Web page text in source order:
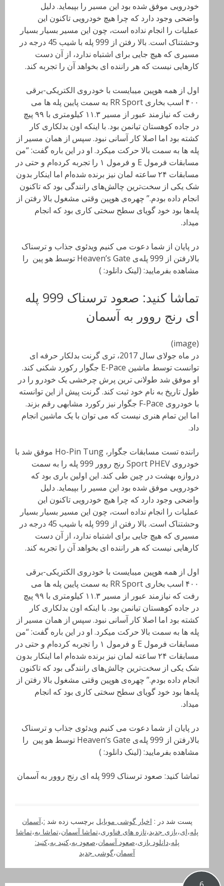
خودرویی موفق شده بود این مسیر را بپیماید. دلیل
واضحی وجود دارد که چرا هیچ خودرویی تاکنون این
عملیات را انجام نداده است، چون این مسیر بسیار بسیار
وحشتناک است. بالا رفتن از 999 پله با شیب 45 درجه در
مسیری که هیچ جایی برای اشتباه ندارد، از آن دست
کارهایی نیست که هر راننده ای بخواهد آن را تجربه کند.
اول از همه هوپین میبایست با خودروی الکتریکی-برقی
۴۰۰ اسب بخاری RR Sport
به سمت پایین پله ها می
رفت که نیازمند عبور از مسیر ۱۱.۳ کیلومتری با ۹۹ پیچ
در جاده‌ کوهستان تیانمن بود. با اینکه اون بدلکاری کار
کشته بود اما اصلا کار آسانی نبود. سپس از همان مسیر از
پله ها به سمت بالا حرکت میکرد. او در این باره گفت: “من
مسابقات فرمول E
و فرمول ۱ را تجربه کرده‌ام و حتی در
مسابقات ۲۴ ساعته لمان نیز برنده شده‌ام اما اینکار بدون
شک یکی از سخت‌ترین چالش‌های رانندگی بود که تاکنون
انجام داده بودم.” چهره‌ی هوپین وقتی مشغول بالا رفتن از
پله‌ها بود خود گویای سطح سختی کاری بود که انجام
میداد.
در پایان از شما دعوت می کنیم ویدئوی جذاب و ترسناک
بالارفتن از 999 پله‌ی Heaven’s Gate توسط هو پین را
مشاهده بفرمایید: (لینک دانلود: )
تماشا کنید: صعود ترسناک 999 پله
ای رنج روور به آسمان
(image)
در ماه جولای سال 2017، تری گرنت بدلکار حرفه ای
توانست توسط ماشین E-Pace جگوار رکورد شکنی کند.
او موفق شد طولانی ترین پرش چرخشی یک خودرو را در
طول تاریخ به نام خود ثبت کند. گرنت پیش از این توانسته
با خودروی F-Pace جگوار نیز رکورد مشابهی رقم بزند.
اما این تمام هنری نیست که می توان با یک ماشین انجام
داد.
راننده تست مسابقات جگوار، Ho-Pin Tung موفق شد با
خودروی Sport PHEV رنج روور 999 پله را به سمت
دروازه بهشت در چین طی کند. این اولین باری بود که
خودرویی موفق شده بود این مسیر را بپیماید. دلیل
واضحی وجود دارد که چرا هیچ خودرویی تاکنون این
عملیات را انجام نداده است، چون این مسیر بسیار بسیار
وحشتناک است. بالا رفتن از 999 پله با شیب 45 درجه در
مسیری که هیچ جایی برای اشتباه ندارد، از آن دست
کارهایی نیست که هر راننده ای بخواهد آن را تجربه کند.
اول از همه هوپین میبایست با خودروی الکتریکی-برقی
۴۰۰ اسب بخاری RR Sport
به سمت پایین پله ها می
رفت که نیازمند عبور از مسیر ۱۱.۳ کیلومتری با ۹۹ پیچ
در جاده‌ کوهستان تیانمن بود. با اینکه اون بدلکاری کار
کشته بود اما اصلا کار آسانی نبود. سپس از همان مسیر از
پله ها به سمت بالا حرکت میکرد. او در این باره گفت: “من
مسابقات فرمول E
و فرمول ۱ را تجربه کرده‌ام و حتی در
مسابقات ۲۴ ساعته لمان نیز برنده شده‌ام اما اینکار بدون
شک یکی از سخت‌ترین چالش‌های رانندگی بود که تاکنون
انجام داده بودم.” چهره‌ی هوپین وقتی مشغول بالا رفتن از
پله‌ها بود خود گویای سطح سختی کاری بود که انجام
میداد.
در پایان از شما دعوت می کنیم ویدئوی جذاب و ترسناک
بالارفتن از 999 پله‌ی Heaven’s Gate توسط هو پین را
مشاهده بفرمایید: (لینک دانلود: )
تماشا کنید: صعود ترسناک 999 پله ای رنج روور به آسمان
پست شد در : اخبار گوشی موبایل برچسب زده شد :،آسمان
پله،ای،بازی جدید،تازه های فناوری،تماشا آسمان،تماشا به،تماشا
پله،دانلود بازی،صعود آسمان،صعود به،کنید به،کنید:
آسمان،گوشی جدید